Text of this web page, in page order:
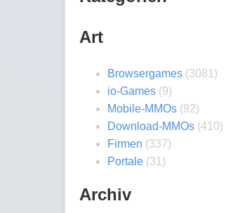
Art
Browsergames (3081)
io-Games (9)
Mobile-MMOs (92)
Download-MMOs (410)
Firmen (337)
Portale (31)
Archiv